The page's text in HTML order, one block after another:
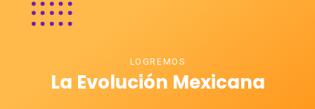
LOGREMOS
La Evolución Mexicana